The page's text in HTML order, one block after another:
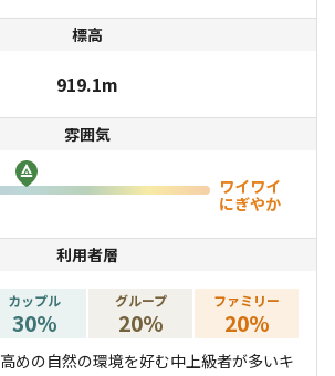
、自然とのふれあいを通じて心豊かな
然と共に過ごし、思い出に残る体験を
標高
919.1m
雰囲気
ワイワイ
にぎやか
利用者層
カップル
30%
グループ
20%
ファミリー
20%
めの自然の環境を好む中上級者が多いキ